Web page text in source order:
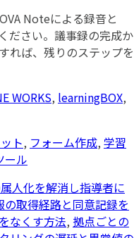
Noteによる録音と
ださい。議事録の完成か
れば、残りのステップを
WORKS, learningBOX,
ト, フォーム作成, 学習
ール
人化を解消し指導者に
の取得経路と同意記録を
なくす方法, 拠点ごとの